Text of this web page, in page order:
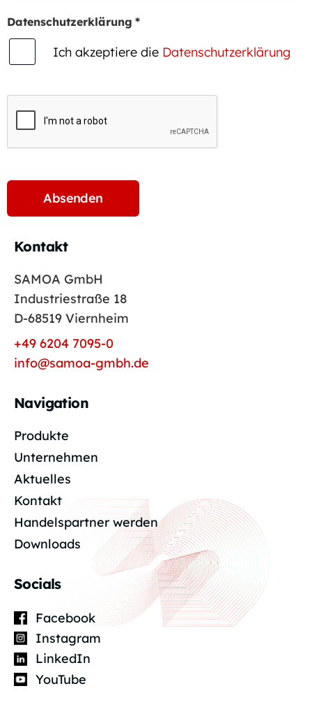
Datenschutzerklärung *
Ich akzeptiere die Datenschutzerklärung
Kontakt
SAMOA GmbH
Industriestraße 18
D-68519 Viernheim
+49 6204 7095-0
info@samoa-gmbh.de
Navigation
Produkte
Unternehmen
Aktuelles
Kontakt
Handelspartner werden
Downloads
Socials
Facebook
Instagram
LinkedIn
YouTube